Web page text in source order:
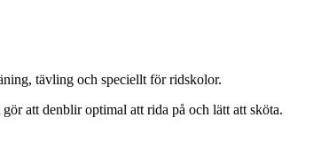
tävling och speciellt för ridskolor.
att denblir optimal att rida på och lätt att sköta.